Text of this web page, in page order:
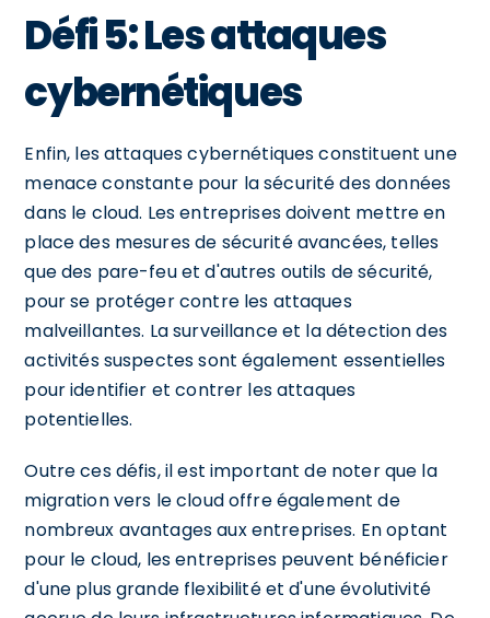
Défi 5: Les attaques
cybernétiques
Enfin, les attaques cybernétiques constituent une
menace constante pour la sécurité des données
dans le cloud. Les entreprises doivent mettre en
place des mesures de sécurité avancées, telles
que des pare-feu et d'autres outils de sécurité,
pour se protéger contre les attaques
malveillantes. La surveillance et la détection des
activités suspectes sont également essentielles
pour identifier et contrer les attaques
potentielles.
Outre ces défis, il est important de noter que la
migration vers le cloud offre également de
nombreux avantages aux entreprises. En optant
pour le cloud, les entreprises peuvent bénéficier
d'une plus grande flexibilité et d'une évolutivité